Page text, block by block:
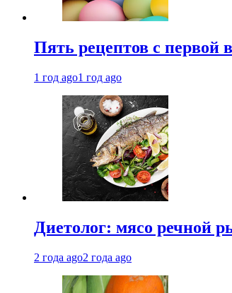
Пять рецептов с первой
1 год ago1 год ago
Диетолог: мясо речной
2 года ago2 года ago